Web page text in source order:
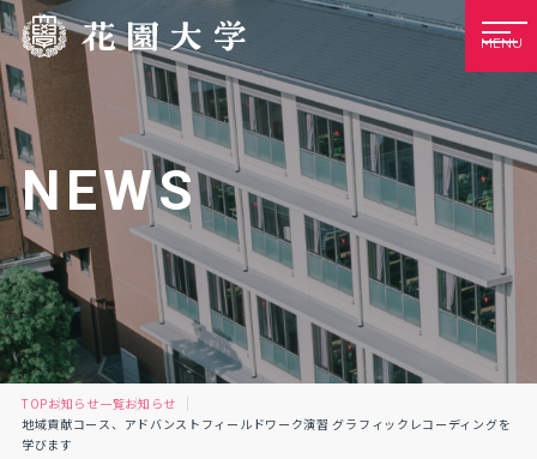
MENU
NEWS
TOPお知らせ一覧お知らせ
地域貢献コース、アドバンストフィールドワーク演習 グラフィックレコーディングを
学びます